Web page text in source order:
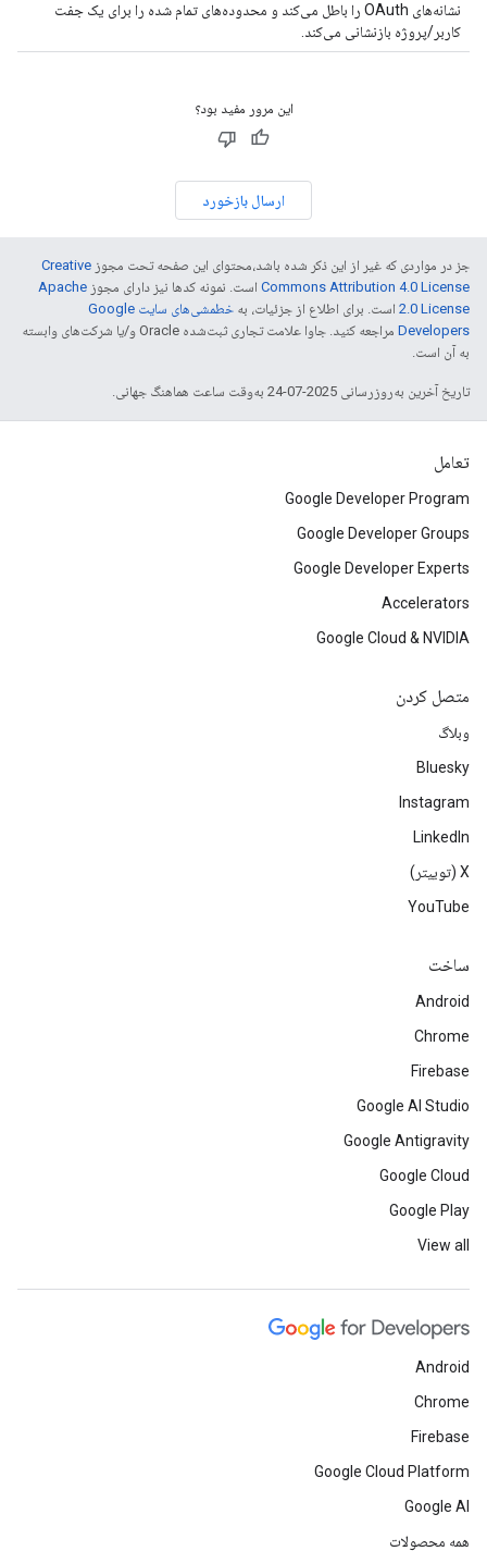
نشانه‌های OAuth را باطل می‌کند و محدوده‌های تمام شده را برای یک جفت
کاربر/پروژه بازنشانی می‌کند.
این مرور مفید بود؟
ارسال بازخورد
جز در مواردی که غیر از این ذکر شده باشد،‌محتوای این صفحه تحت مجوز Creative
Commons Attribution 4.0 License است. نمونه کدها نیز دارای مجوز Apache
2.0 License است. برای اطلاع از جزئیات، به
خطمشی‌های سایت Google
Developers‏
مراجعه کنید. جاوا علامت تجاری ثبت‌شده Oracle و/یا شرکت‌های وابسته
به آن است.
تاریخ آخرین به‌روزرسانی 2025-07-24 به‌وقت ساعت هماهنگ جهانی.
تعامل
Google Developer Program
Google Developer Groups
Google Developer Experts
Accelerators
Google Cloud & NVIDIA
متصل کردن
وبلاگ
Bluesky
Instagram
LinkedIn
‫X (توییتر)
YouTube
ساخت
Android
Chrome
Firebase
Google AI Studio
Google Antigravity
Google Cloud
Google Play
View all
Android
Chrome
Firebase
Google Cloud Platform
Google AI
همه محصولات